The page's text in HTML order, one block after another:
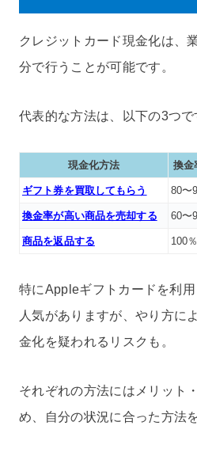
クレジットカード現金化は、
分で行うことが可能です。
代表的な方法は、以下の3つで
現金化方法 換金
ギフト券を買取してもらう 80〜
換金率が高い商品を売却する 60〜
商品を返品する 100％
特にAppleギフトカードを利
人気がありますが、やり方に
金化を疑われるリスクも。
それぞれの方法にはメリット
め、自分の状況に合った方法